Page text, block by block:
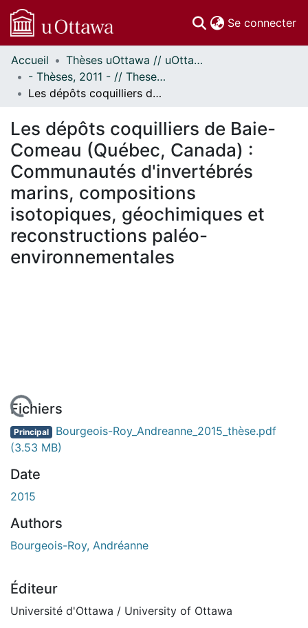
Se connecter
Communautés
et collections
Parcourir
À propos
Accueil
Thèses uOttawa // uOttawa Theses
- Thèses, 2011 - // Theses, 2011 -
Les dépôts coquilliers de Baie-Comeau (Québec, Canada) : Communautés d'invertébrés marins, compositions isotopiques, géochimiques et reconstructions paléo-environnementales
Les dépôts coquilliers de Baie-
Comeau (Québec, Canada) :
Communautés d'invertébrés
marins, compositions
isotopiques, géochimiques et
reconstructions paléo-
environnementales
Fichiers
Principal Bourgeois-Roy_Andreanne_2015_thèse.pdf
(3.53 MB)
Date
2015
Authors
Bourgeois-Roy, Andréanne
Éditeur
Université d'Ottawa / University of Ottawa